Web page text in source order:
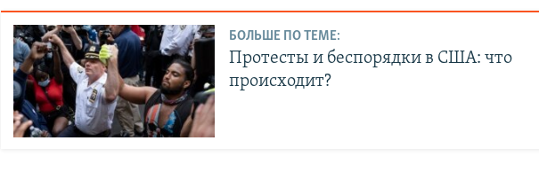
БОЛЬШЕ ПО ТЕМЕ:
Протесты и беспорядки в США: что
происходит?